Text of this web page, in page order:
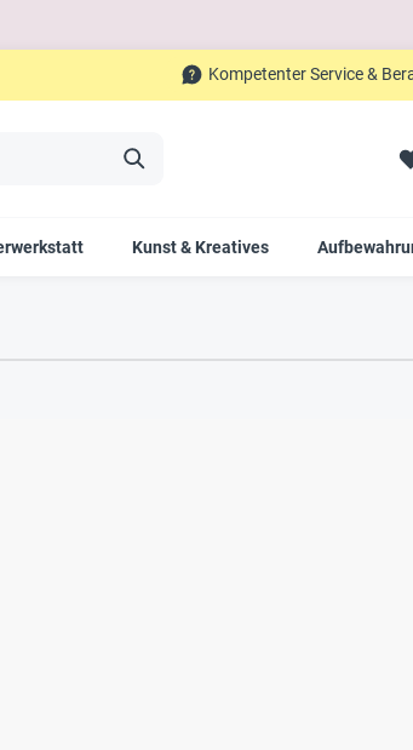
Kompetenter Service &
Kunst & Kreatives